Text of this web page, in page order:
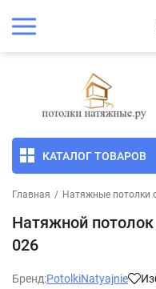
КАТАЛОГ ТОВАРОВ
Главная / Натяжные потолки
Натяжной
026
Бренд:PotolkiNatyajnie